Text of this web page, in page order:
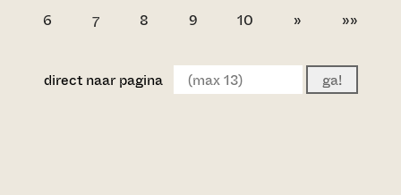
6 7 8 9 10 » »»
direct naar pagina ga!